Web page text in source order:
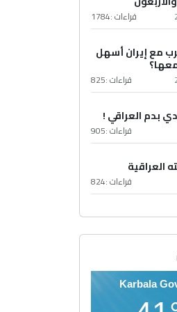
قراءات :1784
مع إيران أسهل
قراءات :825
بدم العراقي !
قراءات :905
العراقية
قراءات :824
Karbala